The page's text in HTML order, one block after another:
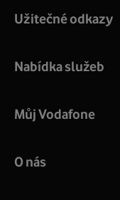
COMPAL CH7465VF
Užitečné odkazy
Nabídka služeb
Můj Vodafone
O nás